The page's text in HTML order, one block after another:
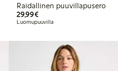
Raidallinen puuvillapusero
29,99€29,99 €
Luomupuuvilla